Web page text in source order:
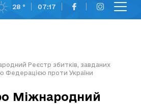
28 ° 07:17
Реєстр збитків, завданих
Федерацією проти України
Міжнародний